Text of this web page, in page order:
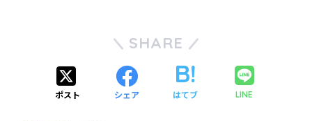
SHARE
ポスト シェア はてブ LINE